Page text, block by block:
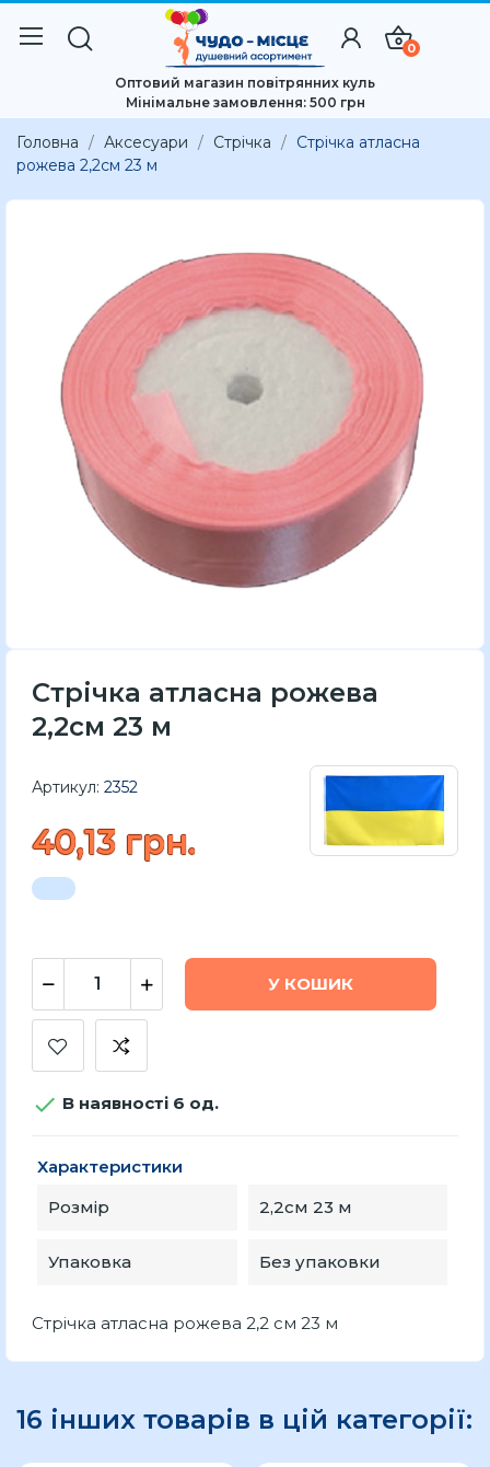
0
Оптовий магазин повітрянних куль
Мінімальне замовлення: 500 грн
Головна Аксесуари Стрічка
Стрічка атласна
рожева 2,2см 23 м
Стрічка атласна рожева
2,2см 23 м
Артикул: 2352
40,13 грн.
У КОШИК
 В наявності 6 од.
Характеристики
Розмір
2,2см 23 м
Упаковка Без упаковки
Стрічка атласна рожева 2,2 см 23 м
16 інших товарів в цій категорії: